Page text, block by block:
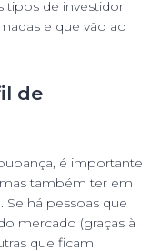
tipos de investidor
e que vão ao
de
é importante
, mas também ter em
. Se há pessoas que
mercado (graças à
que ficam